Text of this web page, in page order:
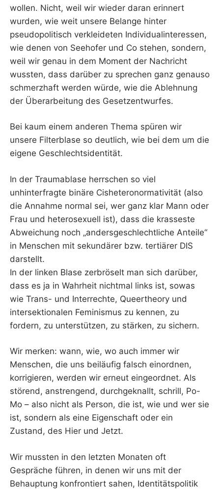
wollen. Nicht, weil wir wieder daran erinnert
wurden, wie weit unsere Belange hinter
pseudopolitisch verkleideten Individualinteressen,
wie denen von Seehofer und Co stehen, sondern,
weil wir genau in dem Moment der Nachricht
wussten, dass darüber zu sprechen ganz genauso
schmerzhaft werden würde, wie die Ablehnung
der Überarbeitung des Gesetzentwurfes.
Bei kaum einem anderen Thema spüren wir
unsere Filterblase so deutlich, wie bei dem um die
eigene Geschlechtsidentität.
In der Traumablase herrschen so viel
unhinterfragte binäre Cisheteronormativität (also
die Annahme normal sei, wer ganz klar Mann oder
Frau und heterosexuell ist), dass die krasseste
Abweichung noch „andersgeschlechtliche Anteile“
in Menschen mit sekundärer bzw. tertiärer DIS
darstellt.
In der linken Blase zerbröselt man sich darüber,
dass es ja in Wahrheit nichtmal links ist, sowas
wie Trans- und Interrechte, Queertheory und
intersektionalen Feminismus zu kennen, zu
fordern, zu unterstützen, zu stärken, zu sichern.
Wir merken: wann, wie, wo auch immer wir
Menschen, die uns beiläufig falsch einordnen,
korrigieren, werden wir erneut eingeordnet. Als
störend, anstrengend, durchgeknallt, schrill, Po-
Mo – also nicht als Person, die ist, wie und wer sie
ist, sondern als eine Eigenschaft oder ein
Zustand, des Hier und Jetzt.
Wir mussten in den letzten Monaten oft
Gespräche führen, in denen wir uns mit der
Behauptung konfrontiert sahen, Identitätspolitik